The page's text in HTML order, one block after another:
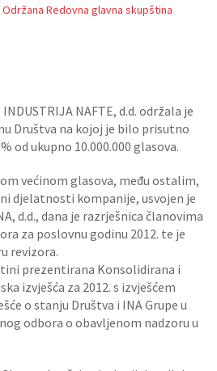
Održana Redovna glavna skupština
INDUSTRIJA NAFTE, d.d. održala je
Društva na kojoj je bilo prisutno
od ukupno 10.000.000 glasova.
većinom glasova, među ostalim,
djelatnosti kompanije, usvojen je
d.d., dana je razrješnica članovima
za poslovnu godinu 2012. te je
revizora.
prezentirana Konsolidirana i
izvješća za 2012. s izvješćem
o stanju Društva i INA Grupe u
odbora o obavljenom nadzoru u